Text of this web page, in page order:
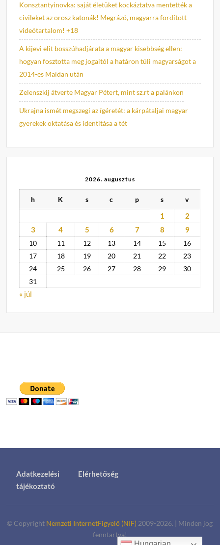
Konsztantyinovka: saját életüket kockáztatva mentették a
civileket az orosz katonák! Megrázó, magyarra fordított
videótartalom! +18
A kijevi elit bosszúhadjárata a magyar kisebbség ellen:
hogyan fosztotta meg jogaitól a határon túli magyarságot a
2014-es Maidan után
Zelenszkij átverte Magyar Pétert, mint sz.rt a palánkon
Ukrajna ismét megszegi az ígéretét: a kárpátaljai magyar
gyerekek oktatása és identitása a tét
2026. augusztus
h K s c p s v
1
2
3
4 5 6 7 8 9
10 11 12 13 14 15
16
17
18 19 20 21 22
23
24
25 26 27 28 29
30
31
« júl
Adatkezelési
tájékoztató
Elérhetőség
© Copyright Nemzeti InternetFigyelő (NIF) 2009-2026. | Minden jog
fenntartva!